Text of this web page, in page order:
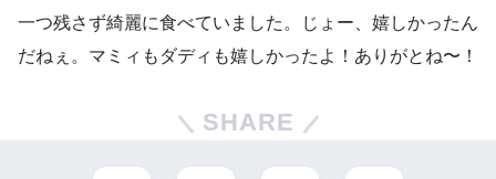
一つ残さず綺麗に食べていました。じょー、嬉しかったん
だねぇ。マミィもダディも嬉しかったよ！ありがとね〜！
SHARE